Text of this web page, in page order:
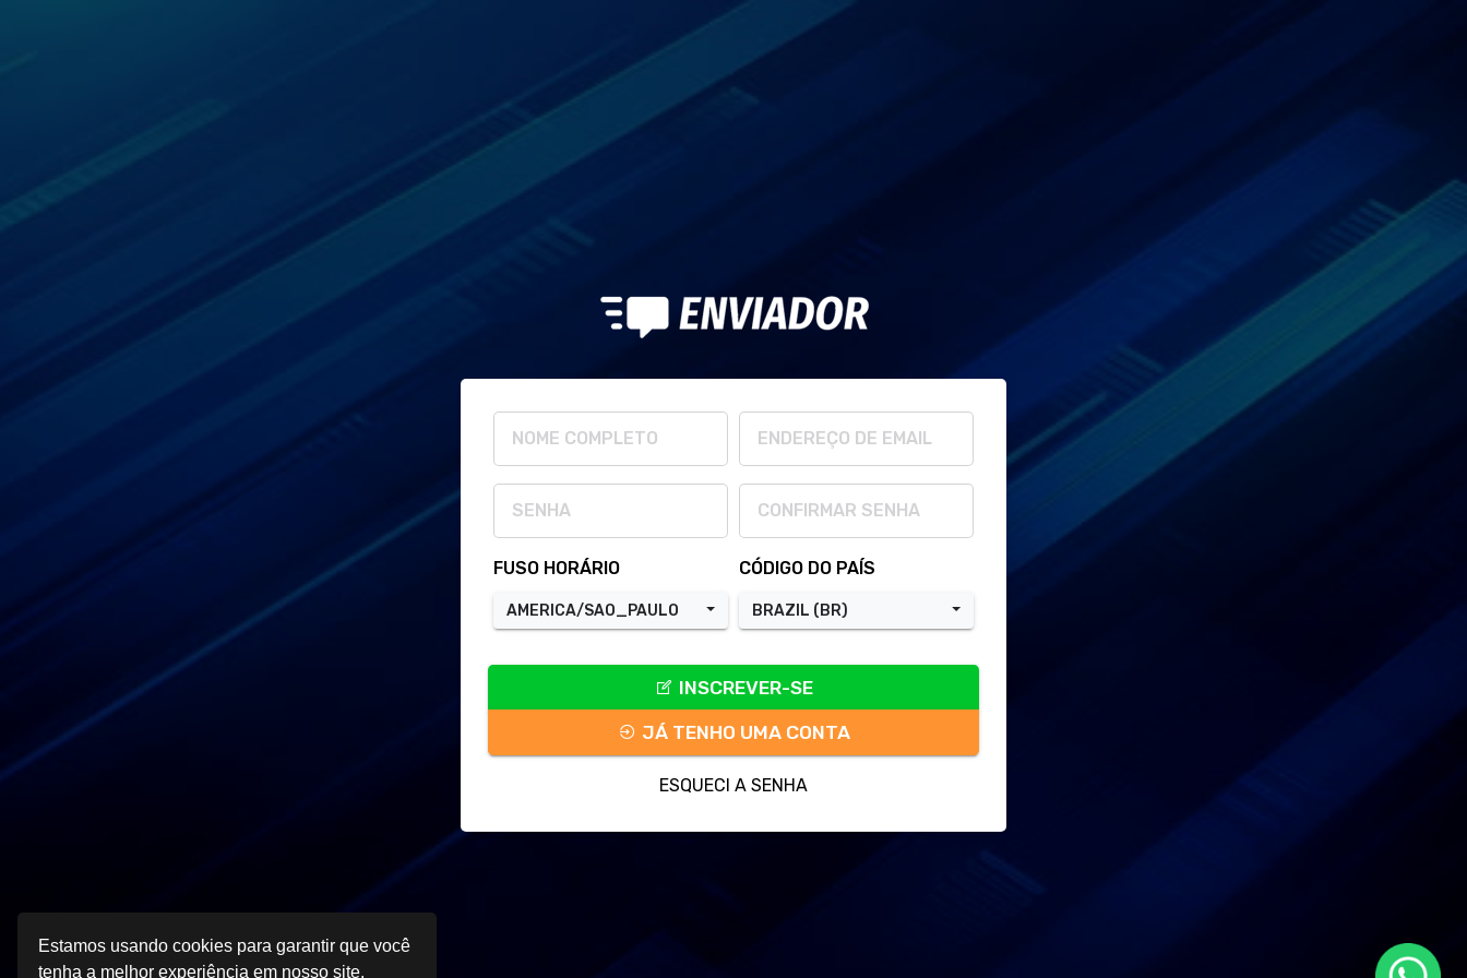
Estamos usando cookies para garantir que você
tenha a melhor experiência em nosso site.
FUSO HORÁRIO
AMERICA/SAO_PAULO
CÓDIGO DO PAÍS
BRAZIL (BR)
INSCREVER-SE
JÁ TENHO UMA CONTA
ESQUECI A SENHA